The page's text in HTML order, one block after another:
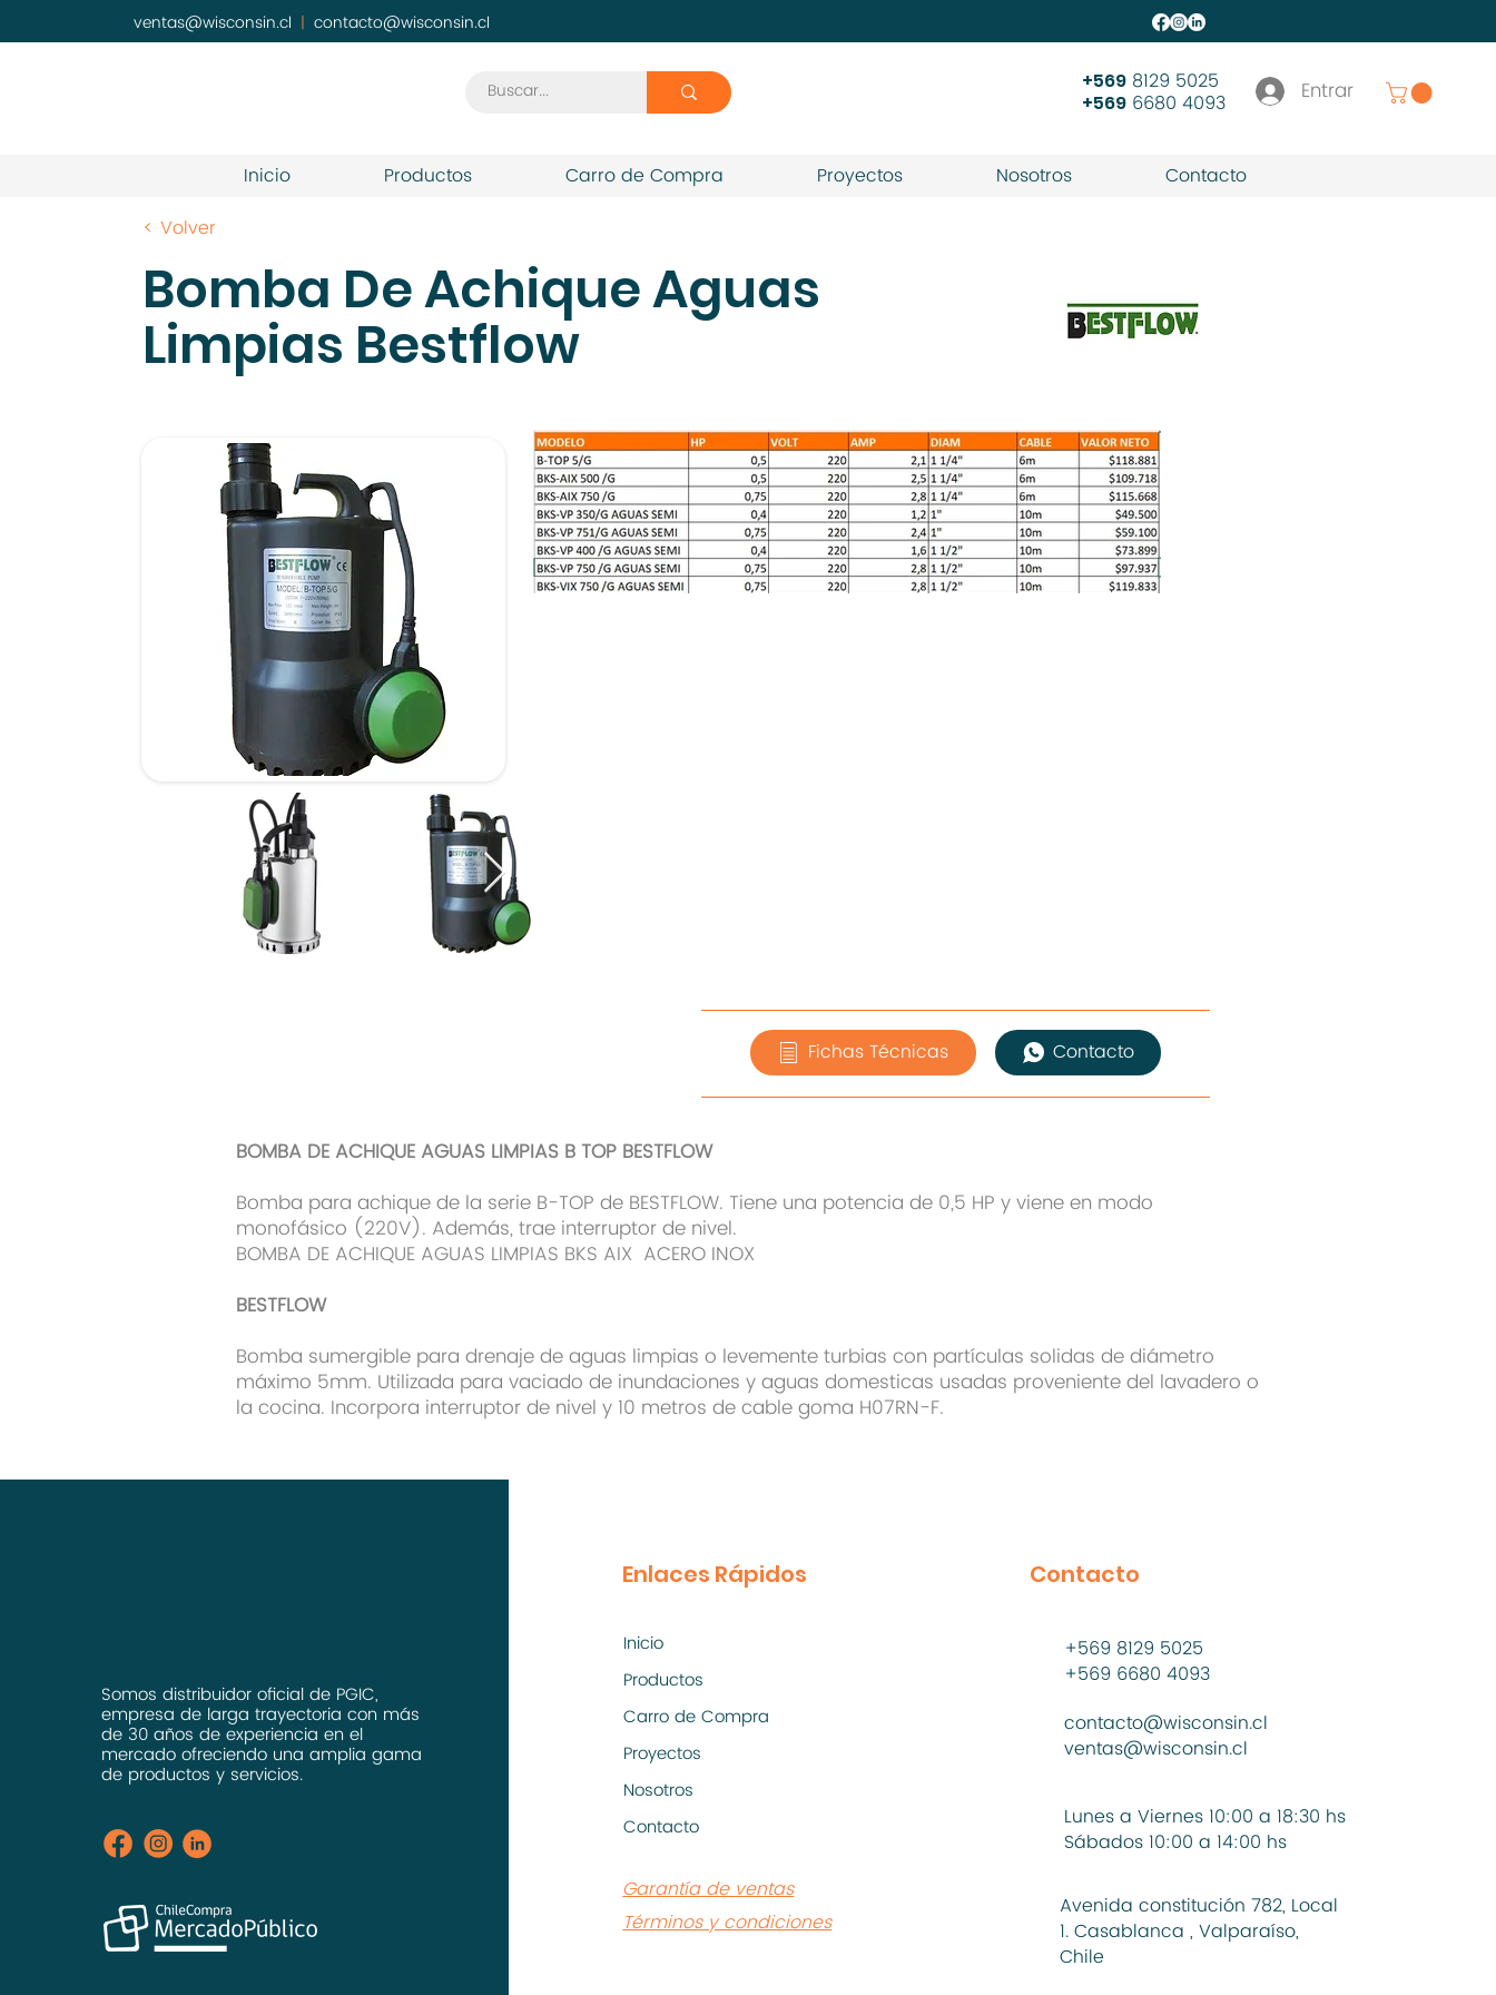
ventas@wisconsin.cl | contacto@wisconsin.cl
Entrar
+569 8129 5025
+569 6680 4093
Inicio Productos Carro de Compra Proyectos Nosotros
Contacto
< Volver
Bomba De Achique Aguas
Limpias Bestflow
Fichas Técnicas Contacto
BOMBA DE ACHIQUE AGUAS LIMPIAS B TOP BESTFLOW
Bomba para achique de la serie B-TOP de BESTFLOW. Tiene una potencia de 0,5 HP y viene en modo
monofásico (220V). Además, trae interruptor de nivel.
BOMBA DE ACHIQUE AGUAS LIMPIAS BKS AIX ACERO INOX
BESTFLOW
Bomba sumergible para drenaje de aguas limpias o levemente turbias con partículas solidas de diámetro
máximo 5mm. Utilizada para vaciado de inundaciones y aguas domesticas usadas proveniente del lavadero o
la cocina. Incorpora interruptor de nivel y 10 metros de cable goma H07RN-F.
Somos distribuidor oficial de PGIC,
empresa de larga trayectoria con más
de 30 años de experiencia en el
mercado ofreciendo una amplia gama
de productos y servicios.
Enlaces Rápidos
Inicio
Productos
Carro de Compra
Proyectos
Nosotros
Contacto
Garantía de ventas
Términos y condiciones
Contacto
+569 8129 5025
+569 6680 4093
contacto@wisconsin.cl
ventas@wisconsin.cl
Lunes a Viernes 10:00 a 18:30 hs
Sábados 10:00 a 14:00 hs
Avenida constitución 782, Local
1. Casablanca , Valparaíso,
Chile